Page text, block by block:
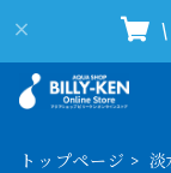
\
トップページ 淡